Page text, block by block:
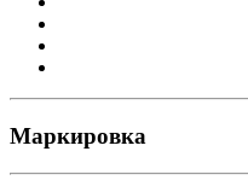
Маркировка